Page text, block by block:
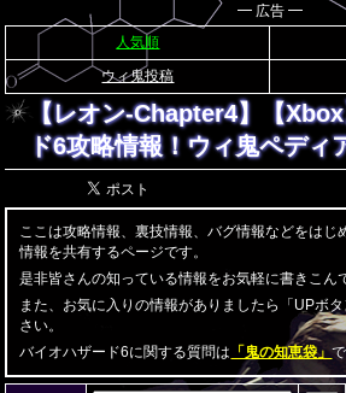
━ 広告 ━
人気順
ウィ鬼投稿
【レオン-Chapter4】【
ド6攻略情報！ウィ鬼ペディ
ここは攻略情報、裏技情報、バグ情報などをはじ
情報を共有するページです。
是非皆さんの知っている情報をお気軽に書きこ
また、お気に入りの情報がありましたら「UPボ
さい。
バイオハザード6に関する質問は 「鬼の知恵袋」